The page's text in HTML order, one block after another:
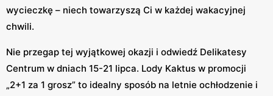
wycieczkę – niech towarzyszą Ci w każdej wakacyjnej
chwili.
Nie przegap tej wyjątkowej okazji i odwiedź Delikatesy
Centrum w dniach 15-21 lipca. Lody Kaktus w promocji
„2+1 za 1 grosz” to idealny sposób na letnie ochłodzenie i